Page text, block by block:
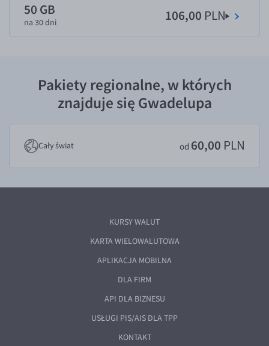
EUR/USD
EUR/GBP
EUR/CZK
50 GB
na 30 dni 106,00 PLN
Pakiety regionalne, w których
znajduje się Gwadelupa
Cały świat od 60,00 PLN
KURSY WALUT
KARTA WIELOWALUTOWA
APLIKACJA MOBILNA
DLA FIRM
API DLA BIZNESU
USŁUGI PIS/AIS DLA TPP
KONTAKT